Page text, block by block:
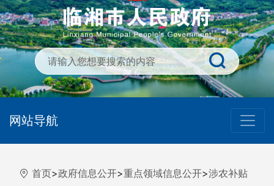
网站导航
首页>政府信息公开>重点领域信息公开>涉农补贴